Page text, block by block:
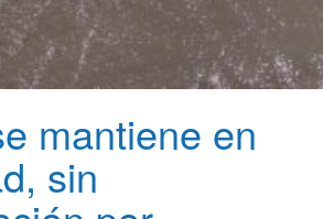
mantiene en
sin